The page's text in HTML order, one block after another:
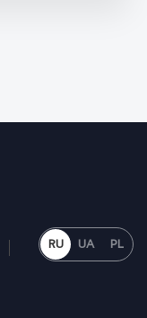
RU UA PL